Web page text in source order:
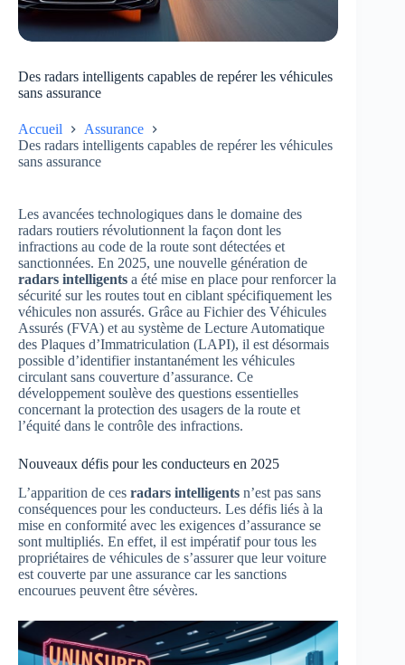
Des radars intelligents capables de repérer les véhicules
sans assurance
Accueil
Assurance
Des radars intelligents capables de repérer les véhicules
sans assurance
Les avancées technologiques dans le domaine des
radars routiers révolutionnent la façon dont les
infractions au code de la route sont détectées et
sanctionnées. En 2025, une nouvelle génération de
radars intelligents a été mise en place pour renforcer la
sécurité sur les routes tout en ciblant spécifiquement les
véhicules non assurés. Grâce au Fichier des Véhicules
Assurés (FVA) et au système de Lecture Automatique
des Plaques d’Immatriculation (LAPI), il est désormais
possible d’identifier instantanément les véhicules
circulant sans couverture d’assurance. Ce
développement soulève des questions essentielles
concernant la protection des usagers de la route et
l’équité dans le contrôle des infractions.
Nouveaux défis pour les conducteurs en 2025
L’apparition de ces radars intelligents n’est pas sans
conséquences pour les conducteurs. Les défis liés à la
mise en conformité avec les exigences d’assurance se
sont multipliés. En effet, il est impératif pour tous les
propriétaires de véhicules de s’assurer que leur voiture
est couverte par une assurance car les sanctions
encourues peuvent être sévères.